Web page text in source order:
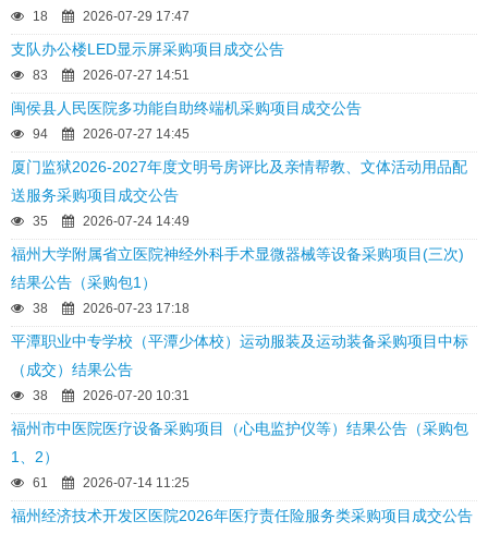
18 2026-07-29 17:47
支队办公楼LED显示屏采购项目成交公告
83 2026-07-27 14:51
闽侯县人民医院多功能自助终端机采购项目成交公告
94 2026-07-27 14:45
厦门监狱2026-2027年度文明号房评比及亲情帮教、文体活动用品配
送服务采购项目成交公告
35 2026-07-24 14:49
福州大学附属省立医院神经外科手术显微器械等设备采购项目(三次)
结果公告（采购包1）
38 2026-07-23 17:18
平潭职业中专学校（平潭少体校）运动服装及运动装备采购项目中标
（成交）结果公告
38 2026-07-20 10:31
福州市中医院医疗设备采购项目（心电监护仪等）结果公告（采购包
1、2）
61 2026-07-14 11:25
福州经济技术开发区医院2026年医疗责任险服务类采购项目成交公告